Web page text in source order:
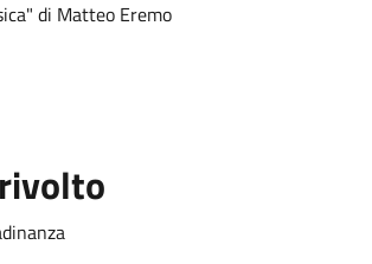
di Matteo Eremo